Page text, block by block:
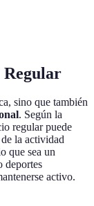
sino que también
. Según la
regular puede
la actividad
que sea un
deportes
activo.